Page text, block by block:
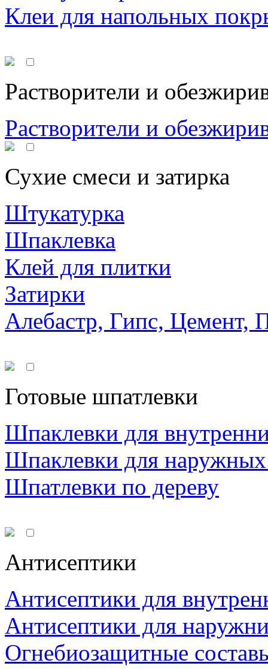
Клеи для напольных
Растворители и
Растворители и
Сухие смеси и затирка
Штукатурка
Шпаклевка
Клей для плитки
Затирки
Алебастр, Гипс, Цемент,
Готовые шпатлевки
Шпаклевки для
Шпаклевки для наружных
Шпатлевки по дереву
Антисептики
Антисептики для
Антисептики для
Огнебиозащитные